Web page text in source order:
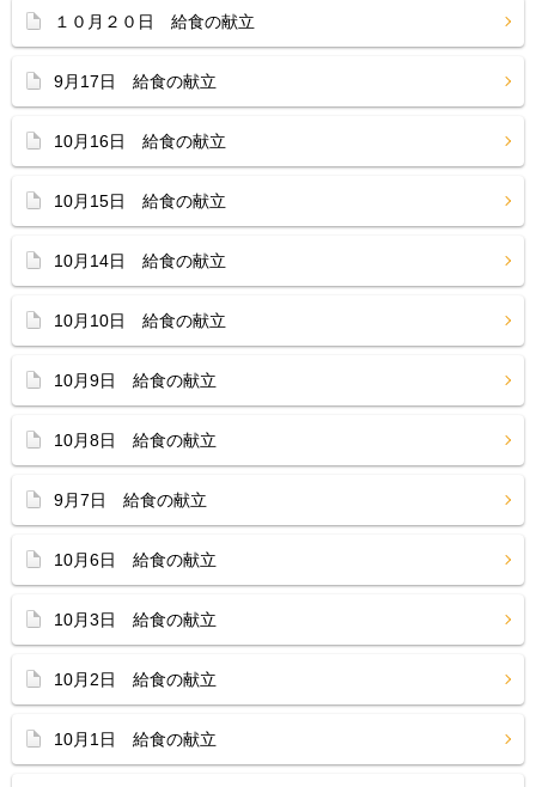
１０月２０日 給食の献立
9月17日 給食の献立
10月16日 給食の献立
10月15日 給食の献立
10月14日 給食の献立
10月10日 給食の献立
10月9日 給食の献立
10月8日 給食の献立
9月7日 給食の献立
10月6日 給食の献立
10月3日 給食の献立
10月2日 給食の献立
10月1日 給食の献立